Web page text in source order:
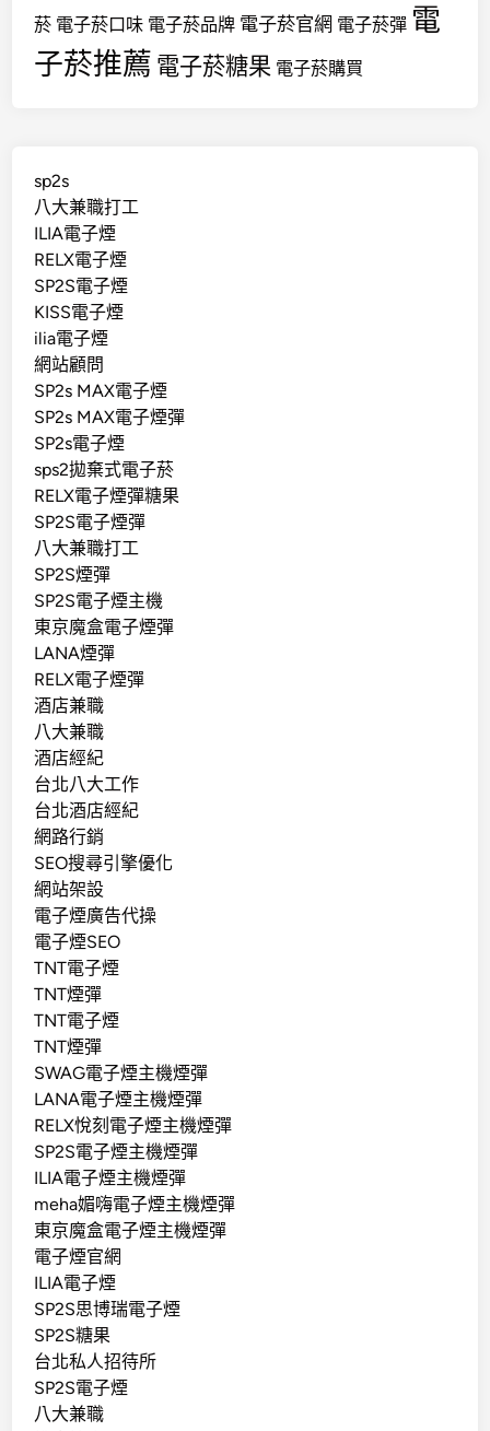
菸 電子菸口味 電子菸品牌 電子菸官網 電子菸彈 電
子菸推薦 電子菸糖果 電子菸購買
sp2s
八大兼職打工
ILIA電子煙
RELX電子煙
SP2S電子煙
KISS電子煙
ilia電子煙
網站顧問
SP2s MAX電子煙
SP2s MAX電子煙彈
SP2s電子煙
sps2拋棄式電子菸
RELX電子煙彈糖果
SP2S電子煙彈
八大兼職打工
SP2S煙彈
SP2S電子煙主機
東京魔盒電子煙彈
LANA煙彈
RELX電子煙彈
酒店兼職
八大兼職
酒店經紀
台北八大工作
台北酒店經紀
網路行銷
SEO搜尋引擎優化
網站架設
電子煙廣告代操
電子煙SEO
TNT電子煙
TNT煙彈
TNT電子煙
TNT煙彈
SWAG電子煙主機煙彈
LANA電子煙主機煙彈
RELX悅刻電子煙主機煙彈
SP2S電子煙主機煙彈
ILIA電子煙主機煙彈
meha媚嗨電子煙主機煙彈
東京魔盒電子煙主機煙彈
電子煙官網
ILIA電子煙
SP2S思博瑞電子煙
SP2S糖果
台北私人招待所
SP2S電子煙
八大兼職